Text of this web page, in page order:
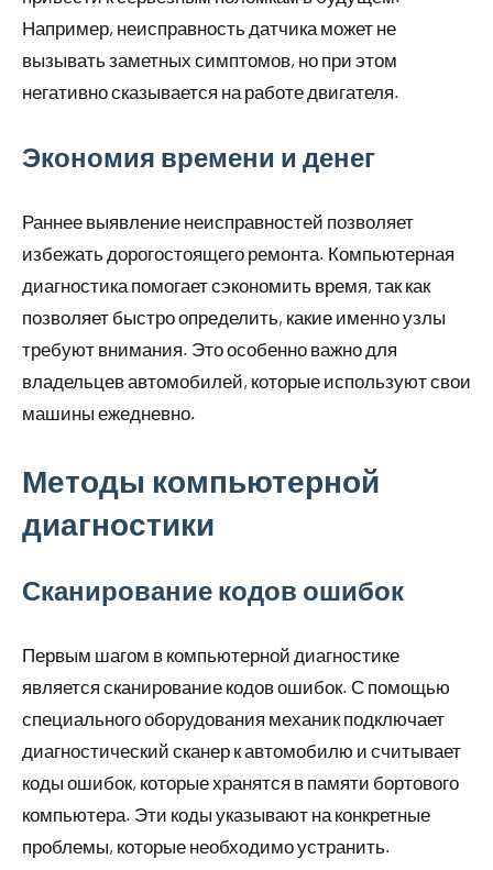
Например, неисправность датчика может не
вызывать заметных симптомов, но при этом
негативно сказывается на работе двигателя.
Экономия времени и денег
Раннее выявление неисправностей позволяет
избежать дорогостоящего ремонта. Компьютерная
диагностика помогает сэкономить время, так как
позволяет быстро определить, какие именно узлы
требуют внимания. Это особенно важно для
владельцев автомобилей, которые используют свои
машины ежедневно.
Методы компьютерной
диагностики
Сканирование кодов ошибок
Первым шагом в компьютерной диагностике
является сканирование кодов ошибок. С помощью
специального оборудования механик подключает
диагностический сканер к автомобилю и считывает
коды ошибок, которые хранятся в памяти бортового
компьютера. Эти коды указывают на конкретные
проблемы, которые необходимо устранить.